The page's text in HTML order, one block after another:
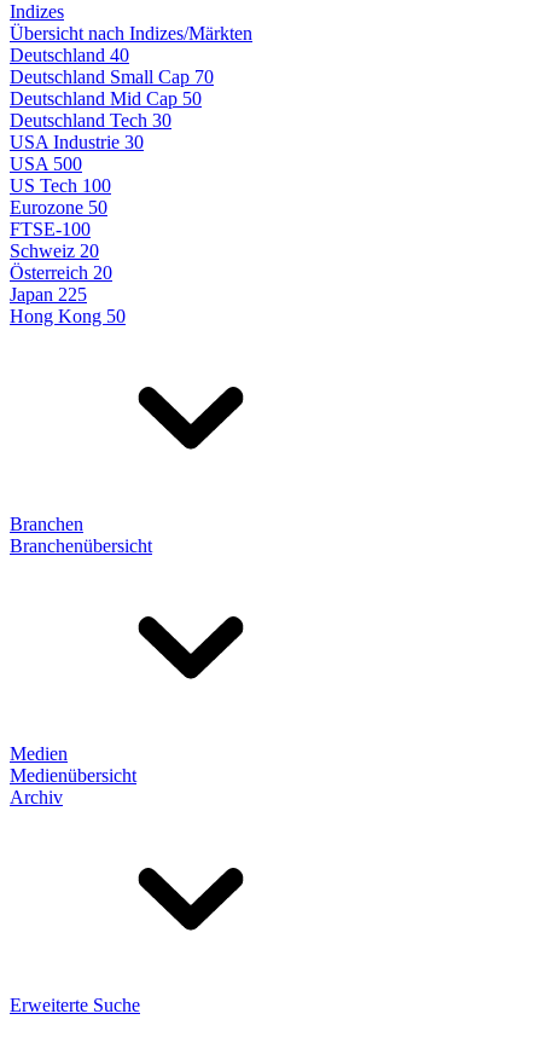
Indizes
Übersicht nach Indizes/Märkten
Deutschland 40
Deutschland Small Cap 70
Deutschland Mid Cap 50
Deutschland Tech 30
USA Industrie 30
USA 500
US Tech 100
Eurozone 50
FTSE-100
Schweiz 20
Österreich 20
Japan 225
Hong Kong 50
Branchen
Branchenübersicht
Medien
Medienübersicht
Archiv
Erweiterte Suche